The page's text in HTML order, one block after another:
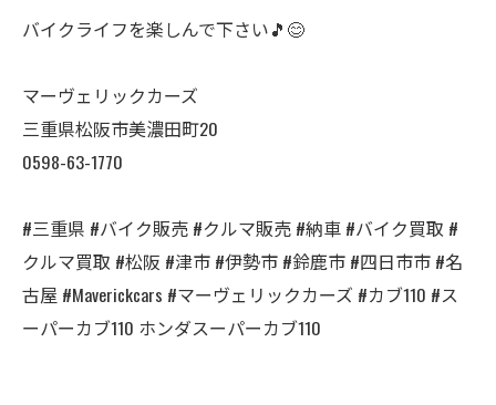
バイクライフを楽しんで下さい🎵😊
マーヴェリックカーズ
三重県松阪市美濃田町20
0598-63-1770
#三重県 #バイク販売 #クルマ販売 #納車 #バイク買取 #
クルマ買取 #松阪 #津市 #伊勢市 #鈴鹿市 #四日市市 #名
古屋 #Maverickcars #マーヴェリックカーズ #カブ110 #ス
ーパーカブ110 ホンダスーパーカブ110